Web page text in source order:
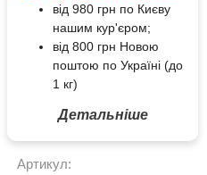
від 980 грн по Києву
нашим кур'єром;
від 800 грн Новою
поштою по Україні (до
1 кг)
Детальніше
Артикул: